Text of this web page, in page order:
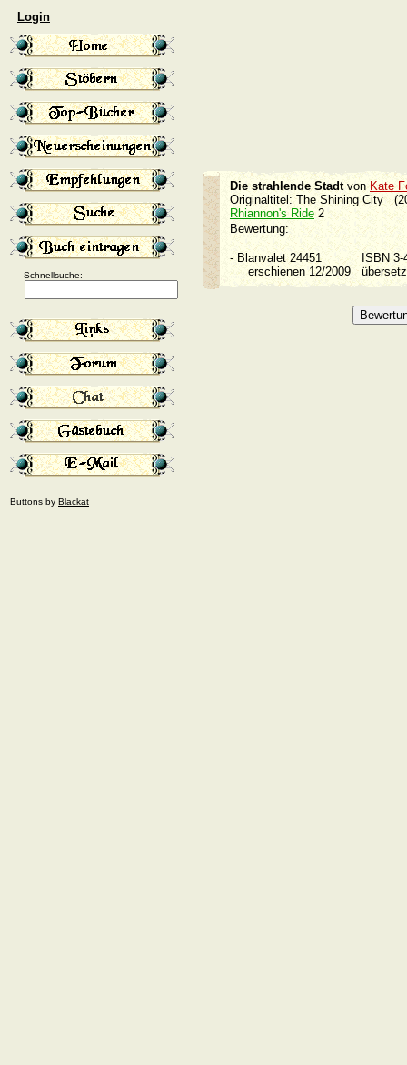
Login
Schnellsuche:
Buttons by Blackat
Die strahlende Stadtvon Kate
Originaltitel: The Shining City
Rhiannon's Ride 2
Bewertung:
- Blanvalet 24451
ISBN
erschienen 12/2009